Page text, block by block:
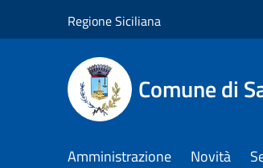
Regione Siciliana
Comune di
Amministrazione Novità